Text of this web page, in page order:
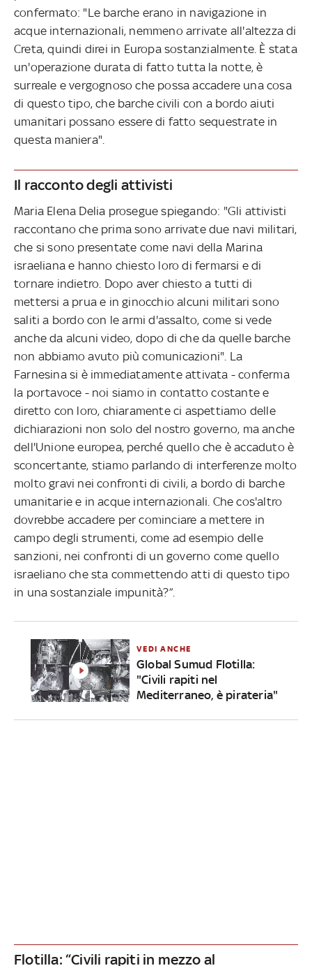
confermato: "Le barche erano in navigazione in
acque internazionali, nemmeno arrivate all'altezza di
Creta, quindi direi in Europa sostanzialmente. È stata
un'operazione durata di fatto tutta la notte, è
surreale e vergognoso che possa accadere una cosa
di questo tipo, che barche civili con a bordo aiuti
umanitari possano essere di fatto sequestrate in
questa maniera".
Il racconto degli attivisti
Maria Elena Delia prosegue spiegando: "Gli attivisti
raccontano che prima sono arrivate due navi militari,
che si sono presentate come navi della Marina
israeliana e hanno chiesto loro di fermarsi e di
tornare indietro. Dopo aver chiesto a tutti di
mettersi a prua e in ginocchio alcuni militari sono
saliti a bordo con le armi d'assalto, come si vede
anche da alcuni video, dopo di che da quelle barche
non abbiamo avuto più comunicazioni". La
Farnesina si è immediatamente attivata - conferma
la portavoce - noi siamo in contatto costante e
diretto con loro, chiaramente ci aspettiamo delle
dichiarazioni non solo del nostro governo, ma anche
dell'Unione europea, perché quello che è accaduto è
sconcertante, stiamo parlando di interferenze molto
molto gravi nei confronti di civili, a bordo di barche
umanitarie e in acque internazionali. Che cos'altro
dovrebbe accadere per cominciare a mettere in
campo degli strumenti, come ad esempio delle
sanzioni, nei confronti di un governo come quello
israeliano che sta commettendo atti di questo tipo
in una sostanziale impunità?”.
VEDI ANCHE
Global Sumud Flotilla:
"Civili rapiti nel
Mediterraneo, è pirateria"
Flotilla: “Civili rapiti in mezzo al